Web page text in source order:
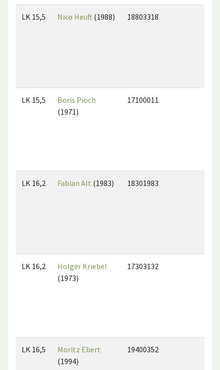
LK 15,5 Nico Heuft (1988) 18803318
LK 15,5
Boris Pioch
(1971)
17100011
LK 16,2 Fabian Alt (1983) 18301983
LK 16,2
Holger Kriebel
(1973)
17303132
LK 16,5
Moritz Ebert
(1994)
19400352